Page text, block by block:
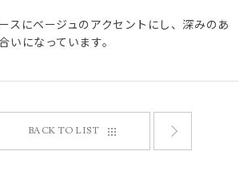
スにベージュのアクセントにし、深みのあ
いになっています。
BACK TO LIST